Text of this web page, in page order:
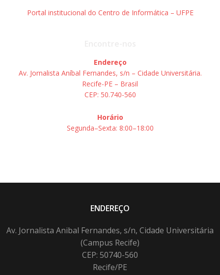
Portal institucional do Centro de Informática – UFPE
Endereço
Av. Jornalista Aníbal Fernandes, s/n – Cidade Universitária.
Recife-PE – Brasil
CEP: 50.740-560
Horário
Segunda–Sexta: 8:00–18:00
ENDEREÇO
Av. Jornalista Anibal Fernandes, s/n, Cidade Universitária
(Campus Recife)
CEP: 50740-560
Recife/PE